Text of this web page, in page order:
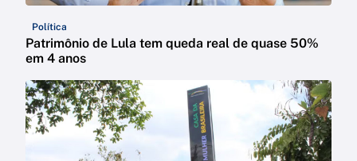
Política
Patrimônio de Lula tem queda real de quase 50%
em 4 anos